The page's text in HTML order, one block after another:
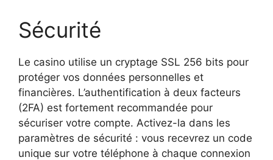
Sécurité
Le casino utilise un cryptage SSL 256 bits pour
protéger vos données personnelles et
financières. L’authentification à deux facteurs
(2FA) est fortement recommandée pour
sécuriser votre compte. Activez-la dans les
paramètres de sécurité : vous recevrez un code
unique sur votre téléphone à chaque connexion